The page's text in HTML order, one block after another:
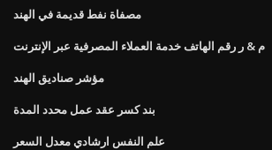
مصفاة نفط قديمة في الهند
م & ر رقم الهاتف خدمة العملاء المصرفية عبر الإنترنت
مؤشر صناديق الهند
بند كسر عقد عمل محدد المدة
علم النفس ارشادي معدل السعر